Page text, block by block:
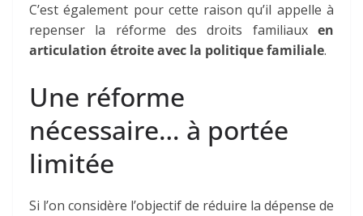
C’est également pour cette raison qu’il appelle à
repenser la réforme des droits familiaux en
articulation étroite avec la politique familiale.
Une réforme
nécessaire… à portée
limitée
Si l’on considère l’objectif de réduire la dépense de